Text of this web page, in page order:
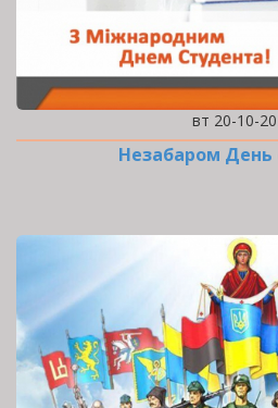
вт 20-10-
Незабаром День